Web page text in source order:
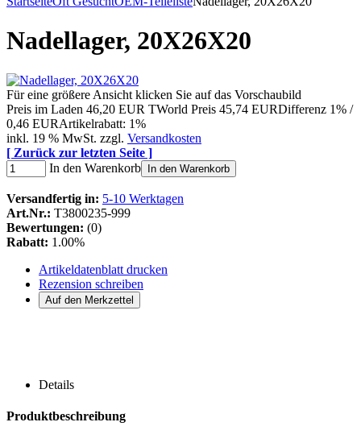
Nadellager, 20X26X20
Für eine größere Ansicht klicken Sie auf das Vorschaubild
Preis im Laden 46,20 EUR TWorld Preis 45,74 EURDifferenz 1% /
0,46 EURArtikelrabatt: 1%
inkl. 19 % MwSt. zzgl. Versandkosten
[ Zurück zur letzten Seite ]
In den Warenkorb
In den Warenkorb
Versandfertig in: 5-10 Werktagen
Art.Nr.: T3800235-999
Bewertungen: (0)
Rabatt: 1.00%
Artikeldatenblatt drucken
Rezension schreiben
Details
Produktbeschreibung